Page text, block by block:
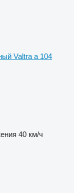
Valtra a 104
40 км/ч